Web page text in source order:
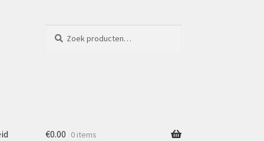
naar:
€0.00 0 items